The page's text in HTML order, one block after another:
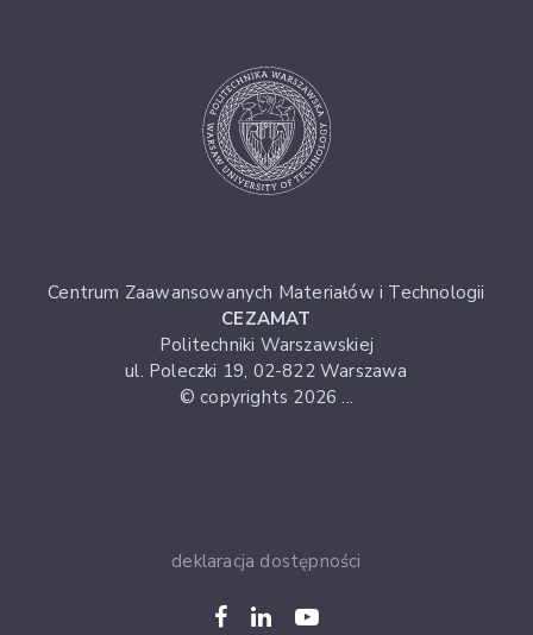
Centrum Zaawansowanych Materiałów i Technologii
CEZAMAT
Politechniki Warszawskiej
ul. Poleczki 19, 02-822 Warszawa
© copyrights 2026 ...
deklaracja dostępności